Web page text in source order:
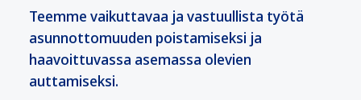
Teemme vaikuttavaa ja vastuullista työtä
asunnottomuuden poistamiseksi ja
haavoittuvassa asemassa olevien
auttamiseksi.